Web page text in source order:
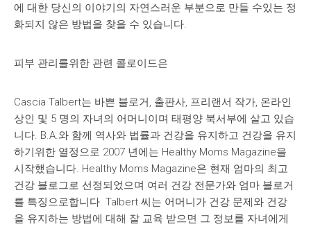
에 대한 당신의 이야기의 자연스러운 부분으로 만들 수있는 정
화되지 않은 방법을 찾을 수 있습니다.
피부 관리를위한 관련 콜로이드은
Cascia Talbert는 바쁜 블로거, 출판사, 프리랜서 작가, 온라인
상인 및 5 명의 자녀의 어머니이며 태평양 북서부에 살고 있습
니다. B.A.와 함께 역사와 법률과 건강을 유지하고 건강을 유지
하기위한 열정으로 2007 년에는 Healthy Moms Magazine을
시작했습니다. Healthy Moms Magazine은 현재 엄마의 최고
건강 블로그로 선정되었으며 여러 건강 전문가와 엄마 블로거
를 특징으로합니다. Talbert 씨는 어머니가 건강 문제와 건강
을 유지하는 방법에 대해 잘 교육 받으면 그 정보를 자녀에게